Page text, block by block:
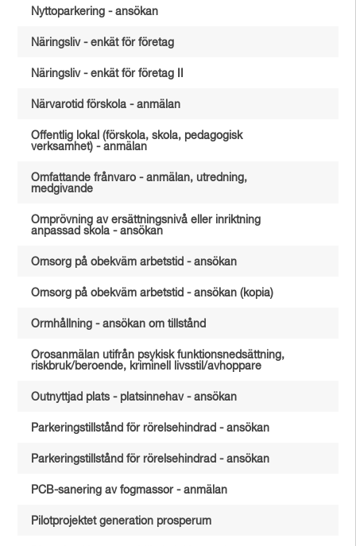
Nyttoparkering - ansökan
Näringsliv - enkät för företag
Näringsliv - enkät för företag II
Närvarotid förskola - anmälan
Offentlig lokal (förskola, skola, pedagogisk
verksamhet) - anmälan
Omfattande frånvaro - anmälan, utredning,
medgivande
Omprövning av ersättningsnivå eller inriktning
anpassad skola - ansökan
Omsorg på obekväm arbetstid - ansökan
Omsorg på obekväm arbetstid - ansökan (kopia)
Ormhållning - ansökan om tillstånd
Orosanmälan utifrån psykisk funktionsnedsättning,
riskbruk/beroende, kriminell livsstil/avhoppare
Outnyttjad plats - platsinnehav - ansökan
Parkeringstillstånd för rörelsehindrad - ansökan
Parkeringstillstånd för rörelsehindrad - ansökan
PCB-sanering av fogmassor - anmälan
Pilotprojektet generation prosperum